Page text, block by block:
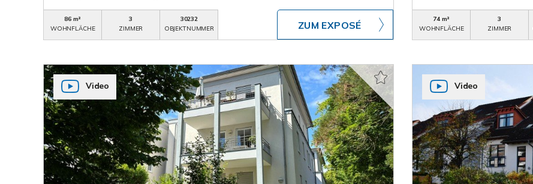
86 m²
WOHNFLÄCHE
3
ZIMMER
30232
OBJEKTNUMMER
ZUM EXPOSÉ
74 m²
WOHNFLÄCHE
3
ZIMMER
Video Video